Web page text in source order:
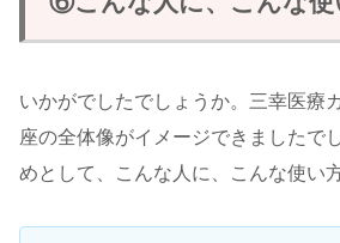
いかがでしたでしょうか。三幸医療
座の全体像がイメージできましたで
めとして、こんな人に、こんな使い